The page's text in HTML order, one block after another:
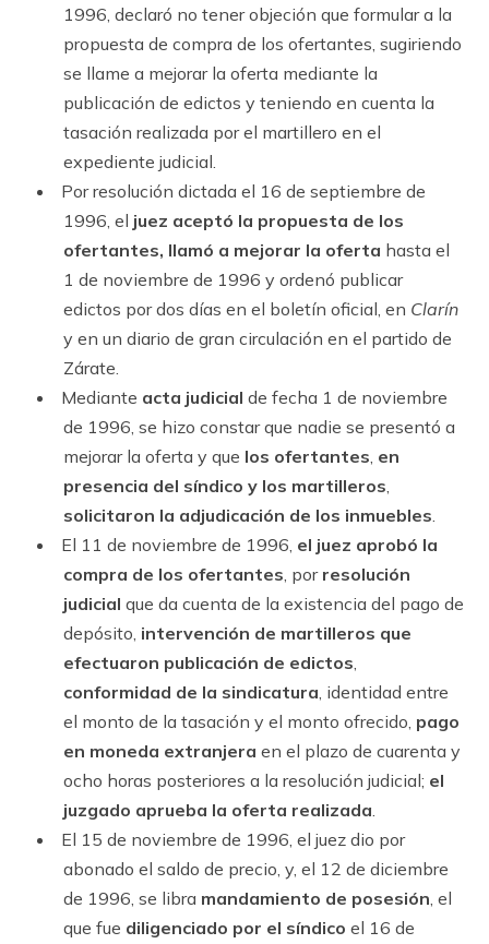
1996, declaró no tener objeción que formular a la
propuesta de compra de los ofertantes, sugiriendo
se llame a mejorar la oferta mediante la
publicación de edictos y teniendo en cuenta la
tasación realizada por el martillero en el
expediente judicial.
Por resolución dictada el 16 de septiembre de
1996, el juez aceptó la propuesta de los
ofertantes, llamó a mejorar la oferta hasta el
1 de noviembre de 1996 y ordenó publicar
edictos por dos días en el boletín oficial, en Clarín
y en un diario de gran circulación en el partido de
Zárate.
Mediante acta judicial de fecha 1 de noviembre
de 1996, se hizo constar que nadie se presentó a
mejorar la oferta y que los ofertantes en
presencia del síndico y los martilleros
solicitaron la adjudicación de los inmuebles
El 11 de noviembre de 1996, el juez aprobó la
compra de los ofertantes , por resolución
judicial que da cuenta de la existencia del pago de
depósito, intervención de martilleros que
efectuaron publicación de edictos
conformidad de la sindicatura , identidad entre
el monto de la tasación y el monto ofrecido, pago
en moneda extranjera en el plazo de cuarenta y
ocho horas posteriores a la resolución judicial; el
juzgado aprueba la oferta realizada
El 15 de noviembre de 1996, el juez dio por
abonado el saldo de precio, y, el 12 de diciembre
de 1996, se libra mandamiento de posesión , el
que fue diligenciado por el síndico el 16 de